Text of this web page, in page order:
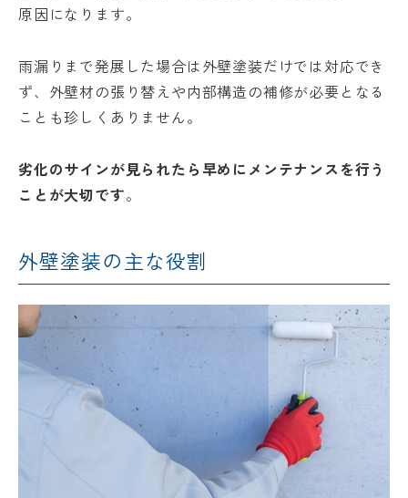
原因になります。
雨漏りまで発展した場合は外壁塗装だけでは対応でき
ず、外壁材の張り替えや内部構造の補修が必要となる
ことも珍しくありません。
劣化のサインが見られたら早めにメンテナンスを行う
ことが大切です。
外壁塗装の主な役割